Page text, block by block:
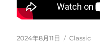
Posted
2024年8月11日 Categories
Classic